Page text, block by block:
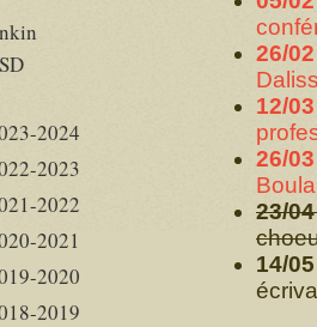
26/
12/
26/
23/
14/
2024
2023
2022
2021
2020
2019